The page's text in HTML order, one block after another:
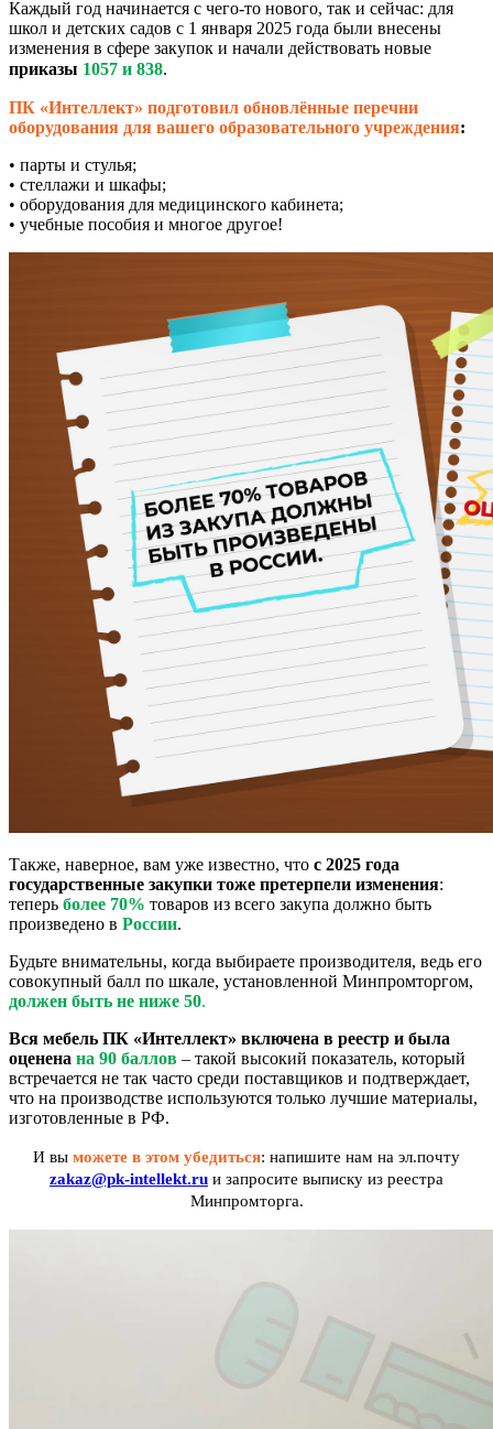
Каждый год начинается с чего-то нового, так и сейчас: для
школ и детских садов с 1 января 2025 года были внесены
изменения в сфере закупок и начали действовать новые
приказы 1057 и 838.
ПК «Интеллект» подготовил обновлённые перечни
оборудования для вашего образовательного учреждения:
• парты и стулья;
• стеллажи и шкафы;
• оборудования для медицинского кабинета;
• учебные пособия и многое другое!
Также, наверное, вам уже известно, что с 2025 года
государственные закупки тоже претерпели изменения:
теперь более 70% товаров из всего закупа должно быть
произведено в России.
Будьте внимательны, когда выбираете производителя, ведь его
совокупный балл по шкале, установленной Минпромторгом,
должен быть не ниже 50.
Вся мебель ПК «Интеллект» включена в реестр и была
оценена на 90 баллов – такой высокий показатель, который
встречается не так часто среди поставщиков и подтверждает,
что на производстве используются только лучшие материалы,
изготовленные в РФ.
И вы можете в этом убедиться: напишите нам на эл.почту
zakaz@pk-intellekt.ru и запросите выписку из реестра
Минпромторга.